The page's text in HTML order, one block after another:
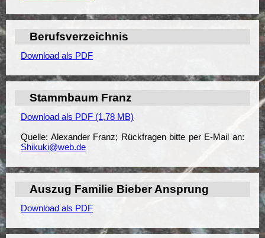
Berufsverzeichnis
Download als PDF
Stammbaum Franz
Download als PDF (1,78 MB)
Quelle: Alexander Franz; Rückfragen bitte per E-Mail an:
Shikuki@web.de
Auszug Familie Bieber Ansprung
Download als PDF